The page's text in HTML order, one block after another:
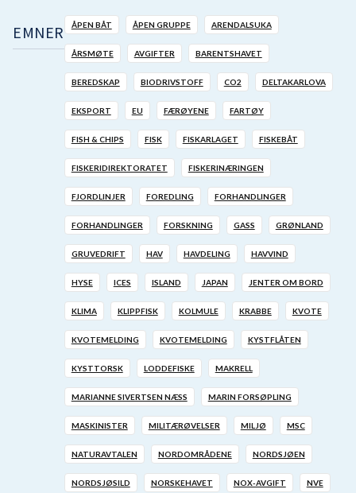
EMNER ÅPEN BÅT ÅPEN GRUPPE ARENDALSUKA
ÅRSMØTE AVGIFTER BARENTSHAVET
BEREDSKAP BIODRIVSTOFF CO2 DELTAKARLOVA
EKSPORT EU FÆRØYENE FARTØY
FISH & CHIPS FISK FISKARLAGET FISKEBÅT
FISKERIDIREKTORATET FISKERINÆRINGEN
FJORDLINJER FOREDLING FORHANDLINGER
FORHANDLINGER FORSKNING GASS GRØNLAND
GRUVEDRIFT HAV HAVDELING HAVVIND
HYSE ICES ISLAND JAPAN JENTER OM BORD
KLIMA KLIPPFISK KOLMULE KRABBE KVOTE
KVOTEMELDING KVOTEMELDING KYSTFLÅTEN
KYSTTORSK LODDEFISKE MAKRELL
MARIANNE SIVERTSEN NÆSS MARIN FORSØPLING
MASKINISTER MILITÆRØVELSER MILJØ MSC
NATURAVTALEN NORDOMRÅDENE NORDSJØEN
NORDSJØSILD NORSKEHAVET NOX-AVGIFT NVE